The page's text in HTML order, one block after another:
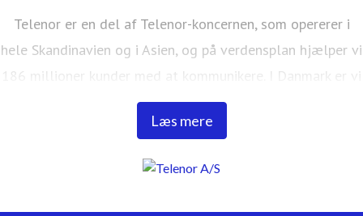
Læs mere
Telenor er en del af Telenor-koncernen, som opererer i
hele Skandinavien og i Asien, og på verdensplan hjælper vi
186 millioner kunder med at kommunikere. I Danmark er vi
ca. 900 medarbejdere, har 37 butikker fordelt over hele
Danmark og gør hver dag vores yderste for at gøre det
forbindelse på både mobil og internet. I Danmark er CBB